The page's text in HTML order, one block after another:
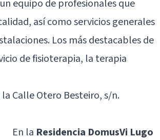
equipo de profesionales que
así como servicios generales
Los más destacables de
de fisioterapia, la terapia
Calle Otero Besteiro, s/n.
En la Residencia DomusVi Lugo